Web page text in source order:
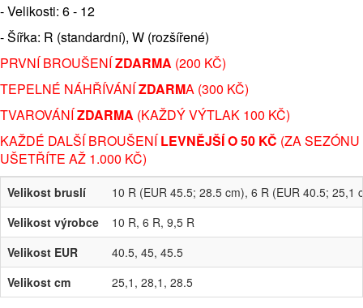
- Velikosti: 6 - 12
- Šířka: R (standardní), W (rozšířené)
PRVNÍ BROUŠENÍZDARMA (200 KČ)
TEPELNÉ NÁHŘÍVÁNÍZDARMA (300 KČ)
TVAROVÁNÍZDARMA (KAŽDÝ VÝTLAK 100 KČ)
KAŽDÉ DALŠÍ BROUŠENÍLEVNĚJŠÍ O 50 KČ (ZA SEZÓNU
UŠETŘÍTE AŽ 1.000 KČ)
Velikost bruslí
10 R (EUR 45.5; 28.5 cm), 6 R (EUR 40.5; 25,1
Velikost výrobce
10 R, 6 R, 9,5 R
Velikost EUR
40.5, 45, 45.5
Velikost cm
25,1, 28,1, 28.5